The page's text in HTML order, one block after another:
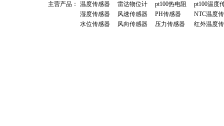
主营产品：
温度传感器 雷达物位计 pt100热电阻
pt100温度
湿度传感器
风速传感器 PH传感器
NTC温度
水位传感器
风向传感器 压力传感器 红外温度